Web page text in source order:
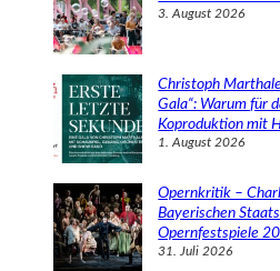
3. August 2026
Christoph
Gala“: Warum für
Koproduktion mit
1. August 2026
Opernkritik –
Bayerischen
Opernfestspiele
31. Juli 2026